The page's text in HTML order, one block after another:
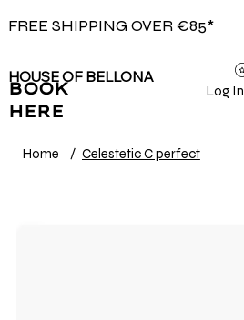
FREE SHIPPING OVER €85*
HOUSE OF BELLONA
BOOK
HERE
Log In
Home / Celestetic C perfect